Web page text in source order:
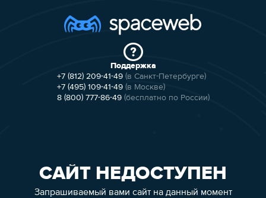
Поддержка
+7 (812) 209-41-49 (в Санкт-Петербурге)
+7 (495) 109-41-49 (в Москве)
8 (800) 777-86-49 (бесплатно по России)
САЙТ НЕДОСТУПЕН
Запрашиваемый вами сайт на данный момент